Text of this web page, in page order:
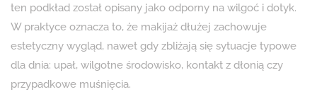
ten podkład został opisany jako odporny na wilgoć i dotyk.
W praktyce oznacza to, że makijaż dłużej zachowuje
estetyczny wygląd, nawet gdy zbliżają się sytuacje typowe
dla dnia: upał, wilgotne środowisko, kontakt z dłonią czy
przypadkowe muśnięcia.